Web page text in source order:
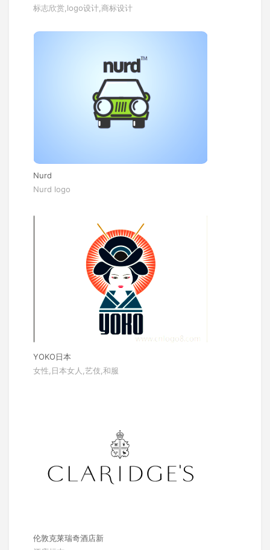
标志欣赏,logo设计,商标设计
Nurd
Nurd logo
YOKO日本
女性,日本女人,艺伎,和服
伦敦克莱瑞奇酒店新